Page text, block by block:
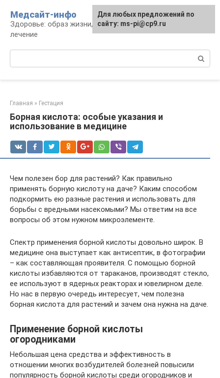
контенту
Медсайт-инфо
Здоровье: образ жизни, профилактика и
лечение
Главная » Гестация
Борная кислота: особые указания и
использование в медицине
Чем полезен бор для растений? Как правильно
применять борную кислоту на даче? Каким способом
подкормить ею разные растения и использовать для
борьбы с вредными насекомыми? Мы ответим на все
вопросы об этом нужном микроэлементе.
Спектр применения борной кислоты довольно широк. В
медицине она выступает как антисептик, в фотографии
– как составляющая проявителя. С помощью борной
кислоты избавляются от тараканов, производят стекло,
ее используют в ядерных реакторах и ювелирном деле.
Но нас в первую очередь интересует, чем полезна
борная кислота для растений и зачем она нужна на даче.
Применение борной кислоты
огородниками
Небольшая цена средства и эффективность в
отношении многих возбудителей болезней повысили
популярность борной кислоты среди огородников и
Для любых предложений по
сайту: ms-pi@cp9.ru